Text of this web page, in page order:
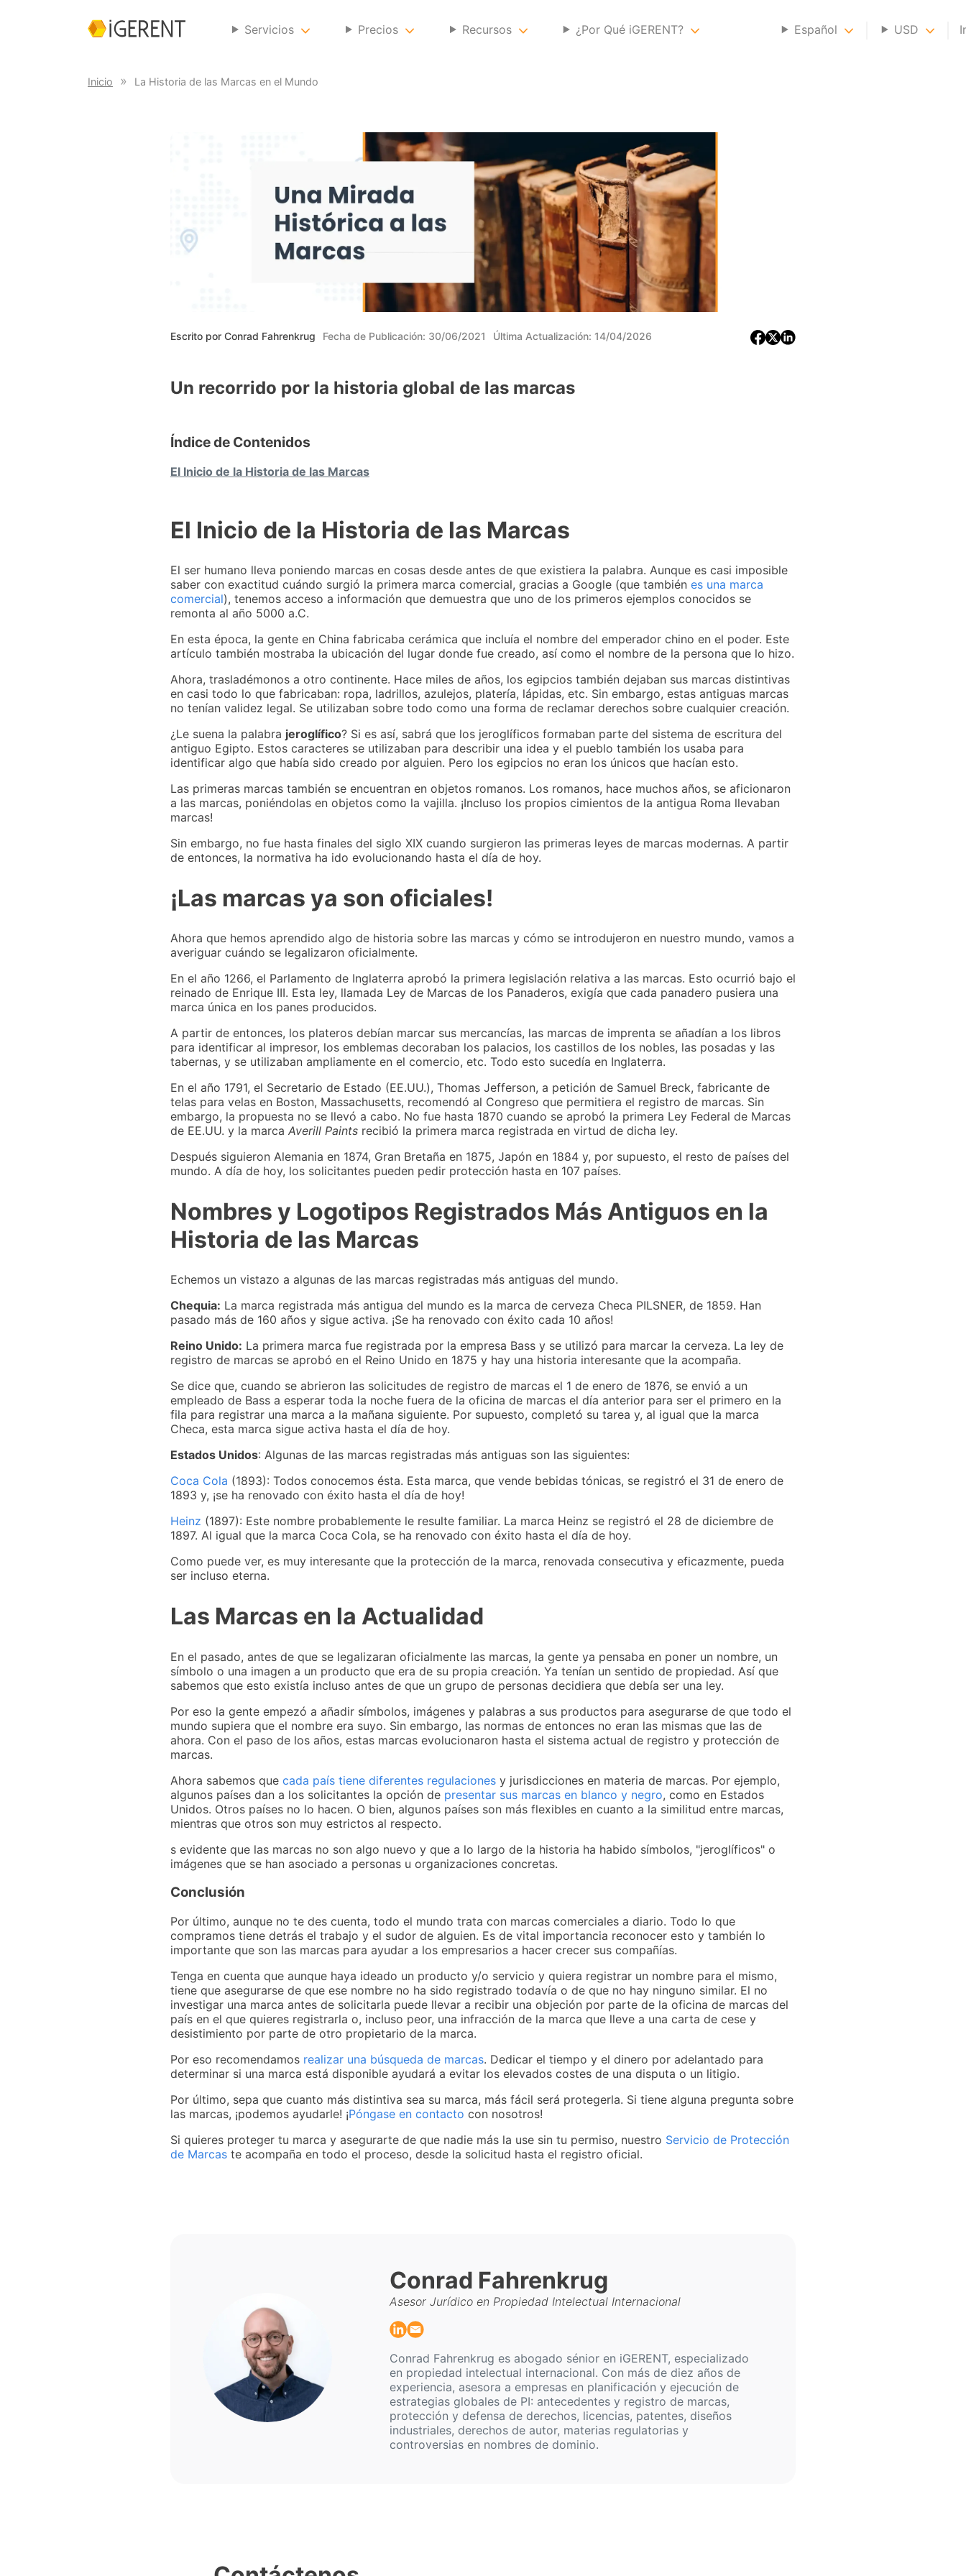
Servicios Precios Recursos ¿Por Qué iGERENT? Español USD
Inicio La Historia de las Marcas en el Mundo
Escrito por Conrad Fahrenkrug Fecha de Publicación: 30/06/2021 Última Actualización: 14/04/2026
Un recorrido por la historia global de las marcas
Índice de Contenidos
El Inicio de la Historia de las Marcas
El Inicio de la Historia de las Marcas
El ser humano lleva poniendo marcas en cosas desde antes de que existiera la palabra. Aunque es casi imposible
saber con exactitud cuándo surgió la primera marca comercial, gracias a Google (que también es una marca
comercial), tenemos acceso a información que demuestra que uno de los primeros ejemplos conocidos se
remonta al año 5000 a.C.
En esta época, la gente en China fabricaba cerámica que incluía el nombre del emperador chino en el poder. Este
artículo también mostraba la ubicación del lugar donde fue creado, así como el nombre de la persona que lo hizo.
Ahora, trasladémonos a otro continente. Hace miles de años, los egipcios también dejaban sus marcas distintivas
en casi todo lo que fabricaban: ropa, ladrillos, azulejos, platería, lápidas, etc. Sin embargo, estas antiguas marcas
no tenían validez legal. Se utilizaban sobre todo como una forma de reclamar derechos sobre cualquier creación.
¿Le suena la palabra jeroglífico? Si es así, sabrá que los jeroglíficos formaban parte del sistema de escritura del
antiguo Egipto. Estos caracteres se utilizaban para describir una idea y el pueblo también los usaba para
identificar algo que había sido creado por alguien. Pero los egipcios no eran los únicos que hacían esto.
Las primeras marcas también se encuentran en objetos romanos. Los romanos, hace muchos años, se aficionaron
a las marcas, poniéndolas en objetos como la vajilla. ¡Incluso los propios cimientos de la antigua Roma llevaban
marcas!
Sin embargo, no fue hasta finales del siglo XIX cuando surgieron las primeras leyes de marcas modernas. A partir
de entonces, la normativa ha ido evolucionando hasta el día de hoy.
¡Las marcas ya son oficiales!
Ahora que hemos aprendido algo de historia sobre las marcas y cómo se introdujeron en nuestro mundo, vamos a
averiguar cuándo se legalizaron oficialmente.
En el año 1266, el Parlamento de Inglaterra aprobó la primera legislación relativa a las marcas. Esto ocurrió bajo el
reinado de Enrique III. Esta ley, llamada Ley de Marcas de los Panaderos, exigía que cada panadero pusiera una
marca única en los panes producidos.
A partir de entonces, los plateros debían marcar sus mercancías, las marcas de imprenta se añadían a los libros
para identificar al impresor, los emblemas decoraban los palacios, los castillos de los nobles, las posadas y las
tabernas, y se utilizaban ampliamente en el comercio, etc. Todo esto sucedía en Inglaterra.
En el año 1791, el Secretario de Estado (EE.UU.), Thomas Jefferson, a petición de Samuel Breck, fabricante de
telas para velas en Boston, Massachusetts, recomendó al Congreso que permitiera el registro de marcas. Sin
embargo, la propuesta no se llevó a cabo. No fue hasta 1870 cuando se aprobó la primera Ley Federal de Marcas
de EE.UU. y la marca Averill Paints recibió la primera marca registrada en virtud de dicha ley.
Después siguieron Alemania en 1874, Gran Bretaña en 1875, Japón en 1884 y, por supuesto, el resto de países del
mundo. A día de hoy, los solicitantes pueden pedir protección hasta en 107 países.
Nombres y Logotipos Registrados Más Antiguos en la
Historia de las Marcas
Echemos un vistazo a algunas de las marcas registradas más antiguas del mundo.
Chequia: La marca registrada más antigua del mundo es la marca de cerveza Checa PILSNER, de 1859. Han
pasado más de 160 años y sigue activa. ¡Se ha renovado con éxito cada 10 años!
Reino Unido: La primera marca fue registrada por la empresa Bass y se utilizó para marcar la cerveza. La ley de
registro de marcas se aprobó en el Reino Unido en 1875 y hay una historia interesante que la acompaña.
Se dice que, cuando se abrieron las solicitudes de registro de marcas el 1 de enero de 1876, se envió a un
empleado de Bass a esperar toda la noche fuera de la oficina de marcas el día anterior para ser el primero en la
fila para registrar una marca a la mañana siguiente. Por supuesto, completó su tarea y, al igual que la marca
Checa, esta marca sigue activa hasta el día de hoy.
Estados Unidos: Algunas de las marcas registradas más antiguas son las siguientes:
Coca Cola (1893): Todos conocemos ésta. Esta marca, que vende bebidas tónicas, se registró el 31 de enero de
1893 y, ¡se ha renovado con éxito hasta el día de hoy!
Heinz (1897): Este nombre probablemente le resulte familiar. La marca Heinz se registró el 28 de diciembre de
1897. Al igual que la marca Coca Cola, se ha renovado con éxito hasta el día de hoy.
Como puede ver, es muy interesante que la protección de la marca, renovada consecutiva y eficazmente, pueda
ser incluso eterna.
Las Marcas en la Actualidad
En el pasado, antes de que se legalizaran oficialmente las marcas, la gente ya pensaba en poner un nombre, un
símbolo o una imagen a un producto que era de su propia creación. Ya tenían un sentido de propiedad. Así que
sabemos que esto existía incluso antes de que un grupo de personas decidiera que debía ser una ley.
Por eso la gente empezó a añadir símbolos, imágenes y palabras a sus productos para asegurarse de que todo el
mundo supiera que el nombre era suyo. Sin embargo, las normas de entonces no eran las mismas que las de
ahora. Con el paso de los años, estas marcas evolucionaron hasta el sistema actual de registro y protección de
marcas.
Ahora sabemos que cada país tiene diferentes regulaciones y jurisdicciones en materia de marcas. Por ejemplo,
algunos países dan a los solicitantes la opción de presentar sus marcas en blanco y negro, como en Estados
Unidos. Otros países no lo hacen. O bien, algunos países son más flexibles en cuanto a la similitud entre marcas,
mientras que otros son muy estrictos al respecto.
s evidente que las marcas no son algo nuevo y que a lo largo de la historia ha habido símbolos, "jeroglíficos" o
imágenes que se han asociado a personas u organizaciones concretas.
Conclusión
Por último, aunque no te des cuenta, todo el mundo trata con marcas comerciales a diario. Todo lo que
compramos tiene detrás el trabajo y el sudor de alguien. Es de vital importancia reconocer esto y también lo
importante que son las marcas para ayudar a los empresarios a hacer crecer sus compañías.
Tenga en cuenta que aunque haya ideado un producto y/o servicio y quiera registrar un nombre para el mismo,
tiene que asegurarse de que ese nombre no ha sido registrado todavía o de que no hay ninguno similar. El no
investigar una marca antes de solicitarla puede llevar a recibir una objeción por parte de la oficina de marcas del
país en el que quieres registrarla o, incluso peor, una infracción de la marca que lleve a una carta de cese y
desistimiento por parte de otro propietario de la marca.
Por eso recomendamos realizar una búsqueda de marcas. Dedicar el tiempo y el dinero por adelantado para
determinar si una marca está disponible ayudará a evitar los elevados costes de una disputa o un litigio.
Por último, sepa que cuanto más distintiva sea su marca, más fácil será protegerla. Si tiene alguna pregunta sobre
las marcas, ¡podemos ayudarle! ¡Póngase en contacto con nosotros!
Si quieres proteger tu marca y asegurarte de que nadie más la use sin tu permiso, nuestro Servicio de Protección
de Marcas te acompaña en todo el proceso, desde la solicitud hasta el registro oficial.
Conrad Fahrenkrug
Asesor Jurídico en Propiedad Intelectual Internacional
Conrad Fahrenkrug es abogado sénior en iGERENT, especializado
en propiedad intelectual internacional. Con más de diez años de
experiencia, asesora a empresas en planificación y ejecución de
estrategias globales de PI: antecedentes y registro de marcas,
protección y defensa de derechos, licencias, patentes, diseños
industriales, derechos de autor, materias regulatorias y
controversias en nombres de dominio.